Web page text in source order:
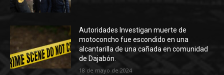
Autoridades Investigan muerte de
motoconcho fue escondido en una
alcantarilla de una cañada en comunidad
de Dajabón.
18 de mayo de 2024